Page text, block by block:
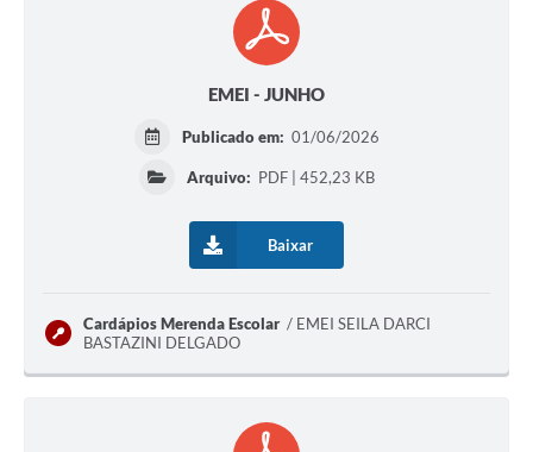
EMEI - JUNHO
Publicado em: 01/06/2026
Arquivo: PDF | 452,23 KB
Baixar
Cardápios Merenda Escolar
EMEI SEILA DARCI
BASTAZINI DELGADO